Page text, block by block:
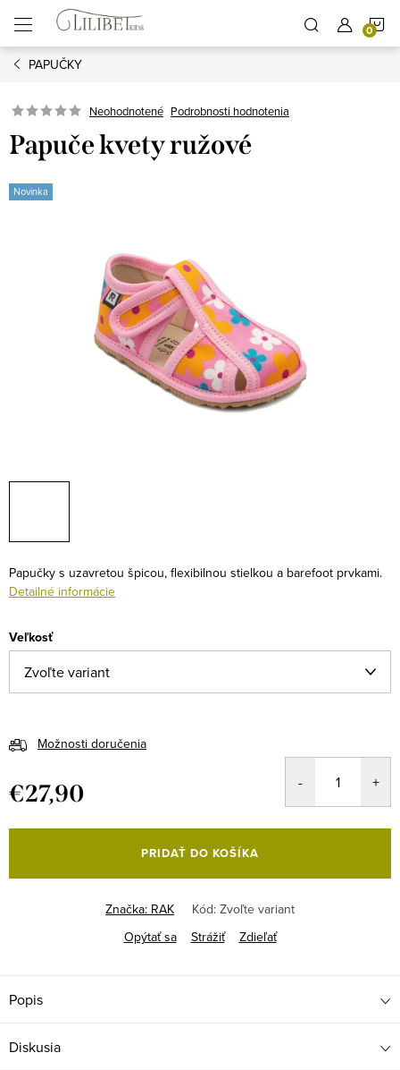
obsah
PAPUČKY
Neohodnotené Podrobnosti hodnotenia
Papuče kvety ružové
Novinka
Papučky s uzavretou špicou, flexibilnou stielkou a barefoot prvkami.
Detailné informácie
Veľkosť
Možnosti doručenia
€27,90
cena:
PRIDAŤ DO KOŠÍKA
Značka: RAK Kód: Zvoľte variant
Opýtať sa
Strážiť Zdieľať
Popis
Diskusia